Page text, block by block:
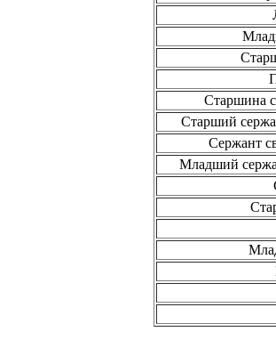
Старшина
Старший
Сержант
Младший